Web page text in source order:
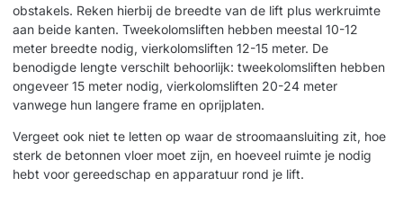
obstakels. Reken hierbij de breedte van de lift plus werkruimte
aan beide kanten. Tweekolomsliften hebben meestal 10-12
meter breedte nodig, vierkolomsliften 12-15 meter. De
benodigde lengte verschilt behoorlijk: tweekolomsliften hebben
ongeveer 15 meter nodig, vierkolomsliften 20-24 meter
vanwege hun langere frame en oprijplaten.
Vergeet ook niet te letten op waar de stroomaansluiting zit, hoe
sterk de betonnen vloer moet zijn, en hoeveel ruimte je nodig
hebt voor gereedschap en apparatuur rond je lift.